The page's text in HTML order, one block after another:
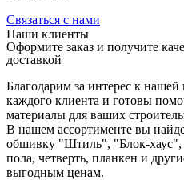
Связаться с нами
Наши клиенты
Оформите заказ и получите
доставкой
Благодарим за интерес к
каждого клиента и готовы
материалы для ваших
В нашем ассортименте вы
обшивку "Штиль", "Блок-хаус",
пола, четверть, планкен и
выгодным ценам.